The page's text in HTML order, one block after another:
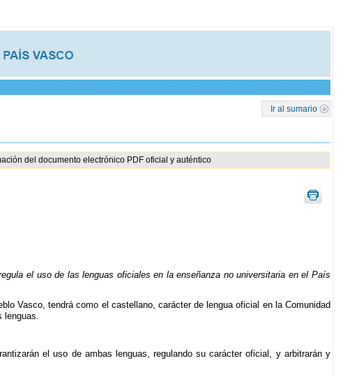
Ir al sumario
del documento electrónico PDF oficial y auténtico
el uso de las lenguas oficiales en la enseñanza no universitaria en el País
Vasco, tendrá como el castellano, carácter de lengua oficial en la Comunidad
lenguas.
el uso de ambas lenguas, regulando su carácter oficial, y arbitrarán y